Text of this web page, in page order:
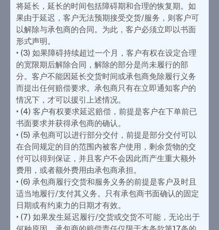
将延长，延长的时间包括障碍期和合理的恢复期。如
果由于延迟，客户无法预期接受交货/服务，则客户可
以解除与承包商的合同。为此，客户必须立即以书面
形式声明。
• (3) 如果障碍持续超过一个月，客户有权在设定合理
的宽限期后解除合同，解除的部分是尚未履行的部
分。客户不能因延长交货时间或承包商免除履行义务
而提出任何赔偿要求。承包商只有在立即通知客户的
情况下，才可以援引上述情况。
• (4) 客户有权要求延迟赔偿，前提是客户在下单前已
书面要求并获得承包商的确认。
• (5) 承包商可以进行部分交付，前提是部分交付可以
在合同规定的目的范围内被客户使用，剩余货物的交
付可以得到保证，并且客户不会因此而产生重大额外
费用，或者额外费用由承包商承担。
• (6) 承包商履行交货和服务义务的前提是客户及时且
适当地履行/支付其义务。只有承包商书面确认的固定
日期或有约束力的日期才有效。
• (7) 如果发生延迟履行/交货或交货不可能，无论出于